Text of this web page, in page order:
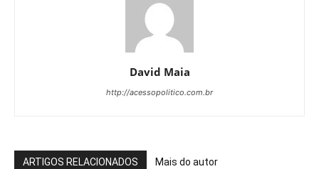
David Maia
http://acessopolitico.com.br
ARTIGOS RELACIONADOS Mais do autor